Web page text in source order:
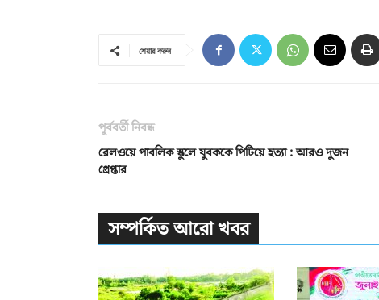
শেয়ার করুন
পূর্ববর্তী নিবন্ধ
রেলওয়ে পাবলিক স্কুলে যুবককে পিটিয়ে হত্যা : আরও দুজন
গ্রেপ্তার
সম্পর্কিত আরো খবর